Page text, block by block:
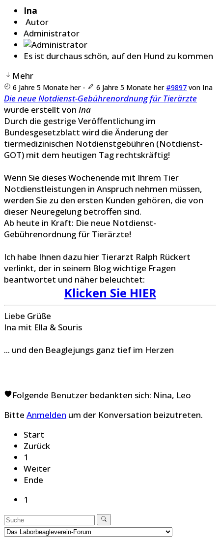
Ina
Autor
Administrator
Es ist durchaus schön, auf den Hund zu kommen
Mehr
6 Jahre 5 Monate her- 6 Jahre 5 Monate her #9897 von Ina
Die neue Notdienst-Gebührenordnung für Tierärzte
wurde erstellt von Ina
Durch die gestrige Veröffentlichung im
Bundesgesetzblatt wird die Änderung der
tiermedizinischen Notdienstgebühren (Notdienst-
GOT) mit dem heutigen Tag rechtskräftig!
Wenn Sie dieses Wochenende mit Ihrem Tier
Notdienstleistungen in Anspruch nehmen müssen,
werden Sie zu den ersten Kunden gehören, die von
dieser Neuregelung betroffen sind.
Ab heute in Kraft: Die neue Notdienst-
Gebührenordnung für Tierärzte!
Ich habe Ihnen dazu hier Tierarzt Ralph Rückert
verlinkt, der in seinem Blog wichtige Fragen
beantwortet und näher beleuchtet:
Klicken Sie HIER
Liebe Grüße
Ina mit Ella & Souris
... und den Beaglejungs ganz tief im Herzen
Folgende Benutzer bedankten sich: Nina, Leo
Bitte Anmelden um der Konversation beizutreten.
Start
Zurück
1
Weiter
Ende
1